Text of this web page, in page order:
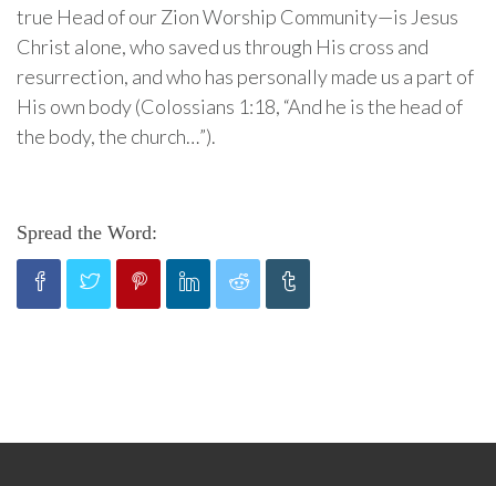
true Head of our Zion Worship Community—is Jesus
Christ alone, who saved us through His cross and
resurrection, and who has personally made us a part of
His own body (Colossians 1:18, “And he is the head of
the body, the church…”).
Spread the Word: